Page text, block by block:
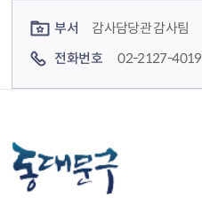
부서
감사담당관 감사팀
전화번호
02-2127-4019